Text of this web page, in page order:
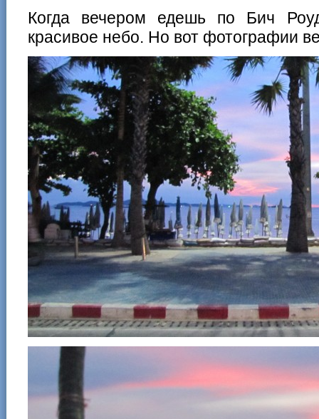
Когда вечером едешь по Бич
красивое небо. Но вот фотографии